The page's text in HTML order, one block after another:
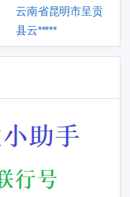
云南省昆明市呈贡
县云*****